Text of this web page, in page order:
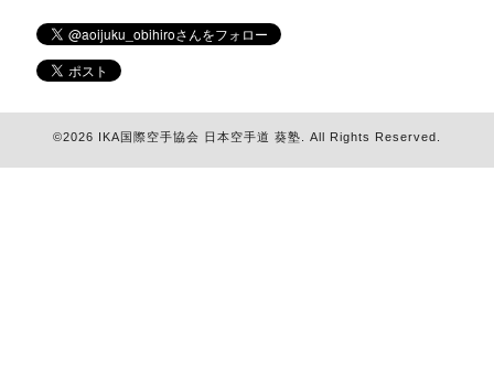
©2026 IKA国際空手協会 日本空手道 葵塾 . All Rights Reserved.